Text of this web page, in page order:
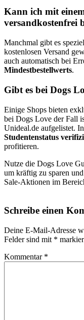
Kann ich mit
versandkostenfrei
Manchmal gibt es
kostenlosen Versand
auch automatisch bei
Mindestbestellwerts.
Gibt es bei Dogs
Einige Shops bieten
bei Dogs Love der Fall
Unideal.de aufgelistet.
Studentenstatus
profitieren.
Nutze die Dogs Love
um kräftig zu sparen
Sale-Aktionen im
Schreibe einen
Deine E-Mail-Adresse
Felder sind mit *
Kommentar *